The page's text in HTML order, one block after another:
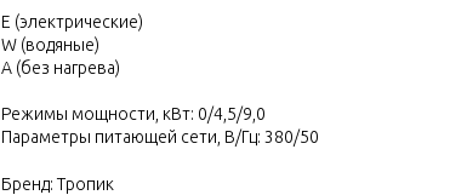
Е (электрические)
W (водяные)
А (без нагрева)
Режимы мощности, кВт: 0/4,5/9,0
Параметры питающей сети, В/Гц: 380/50
Бренд: Тропик